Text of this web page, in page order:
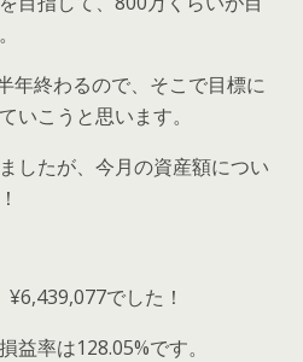
年終わるので、そこで目標に
いこうと思います。
したが、今月の資産額につい
でした！
益率は128.05%です。